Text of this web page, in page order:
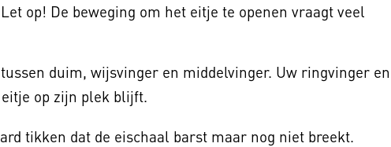
op! De beweging om het eitje te openen vraagt veel
duim, wijsvinger en middelvinger. Uw ringvinger en
op zijn plek blijft.
tikken dat de eischaal barst maar nog niet breekt.